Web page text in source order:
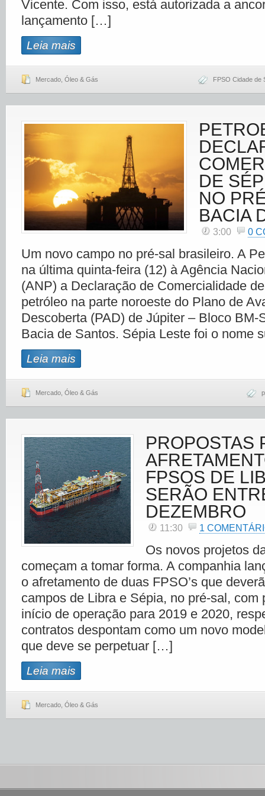
Vicente. Com isso, está autorizada a
lançamento […]
Leia mais
Mercado Óleo & Gás FPSO Cidade de
DE
NO
BACIA
3:00 0
Um novo campo no pré-sal brasileiro. A
na última quinta-feira (12) à Agência
(ANP) a Declaração de Comercialidade
petróleo na parte noroeste do Plano de
Descoberta (PAD) de Júpiter – Bloco BM-
Bacia de Santos. Sépia Leste foi o nome
Leia mais
Mercado Óleo & Gás
PROPOSTAS
FPSOS DE
SERÃO
DEZEMBRO
11:30 1
Os novos projetos
começam a tomar forma. A companhia
o afretamento de duas FPSO’s que
campos de Libra e Sépia, no pré-sal, com
início de operação para 2019 e 2020,
contratos despontam como um novo
que deve se perpetuar […]
Leia mais
Mercado Óleo & Gás